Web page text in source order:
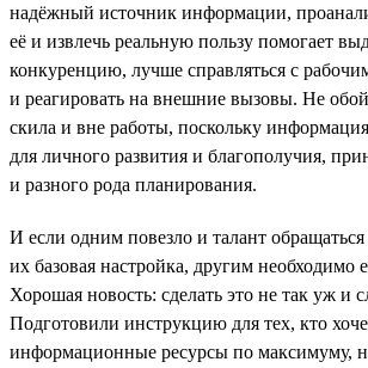
надёжный источник информации,
её и извлечь реальную пользу помогает
конкуренцию, лучше справляться с
и реагировать на внешние вызовы. Не
скила и вне работы, поскольку
для личного развития и благополучия,
и разного рода планирования.
И если одним повезло и талант
их базовая настройка, другим необходимо
Хорошая новость: сделать это не так уж и
Подготовили инструкцию для тех, кто
информационные ресурсы по максимуму,